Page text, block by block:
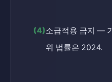
(4)소급적용 금지 —
위 법률은 2024.